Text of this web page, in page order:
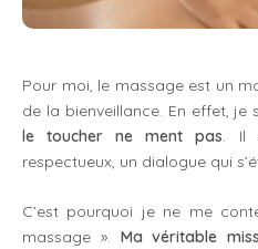
Pour moi, le massage est un
de la bienveillance. En effet, je
le toucher ne ment pas. Il
respectueux, un dialogue qui
C’est pourquoi je ne me
massage ». Ma véritable